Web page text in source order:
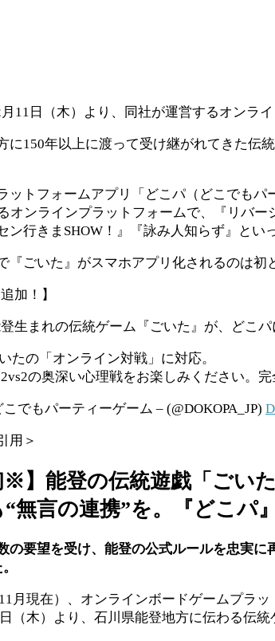
11日（木）より、同社が運営するオンラ
に150年以上に渡って受け継がれてきた
ットフォームアプリ「どこパ（どこでも
オンラインプラットフォームで、『リバ
ン行きまSHOW！』『詠み人知らず』と
『ごいた』がスマホアプリ化されるのは初
加！】
生まれの伝統ゲーム『ごいた』が、どこパ
たの「オンライン対戦」に対応。
の奥深い心理戦をお楽しみください。
でもパーティーゲーム – (@DOKOPA_JP)
用＞
※】能登の伝統遊戯「ごい
無言の連携”を。『どこパ
の要望を受け、能登の公式ルールを忠実
月現在）、オンラインボードゲームプラ
（木）より、石川県能登地方に伝わる伝